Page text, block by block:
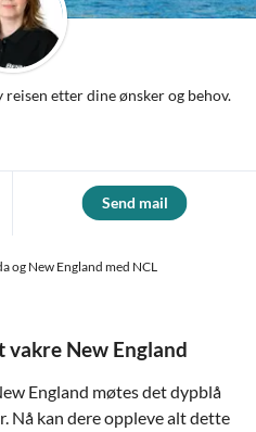
reisen etter dine ønsker og behov.
Send mail
og New England med NCL
vakre New England
England møtes det dypblå
Nå kan dere oppleve alt dette